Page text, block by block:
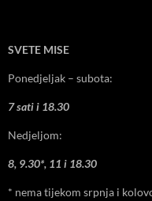
SVETE MISE
Ponedjeljak – subota:
7 sati i 18.30
Nedjeljom:
8, 9.30*, 11 i 18.30
* nema tijekom srpnja i